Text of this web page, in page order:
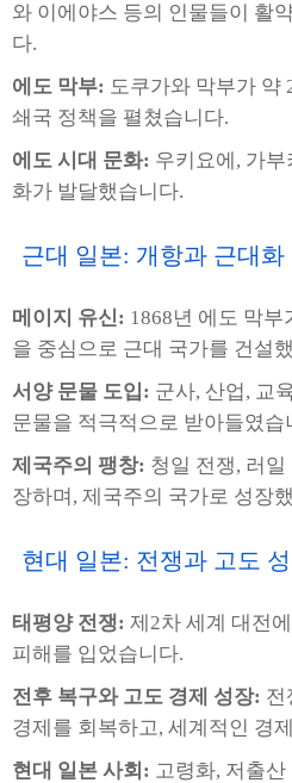
와 이에야스 등의 인물들이 활
다.
에도 막부: 도쿠가와 막부가 약
쇄국 정책을 펼쳤습니다.
에도 시대 문화: 우키요에, 가
화가 발달했습니다.
근대 일본: 개항과 근대화
메이지 유신: 1868년 에도 막
을 중심으로 근대 국가를 건설
서양 문물 도입: 군사, 산업, 교
문물을 적극적으로 받아들였습
제국주의 팽창: 청일 전쟁, 러
장하며, 제국주의 국가로 성장
현대 일본: 전쟁과 고도
태평양 전쟁: 제2차 세계 대전
피해를 입었습니다.
전후 복구와 고도 경제 성장: 전
경제를 회복하고, 세계적인 경
현대 일본 사회: 고령화, 저출